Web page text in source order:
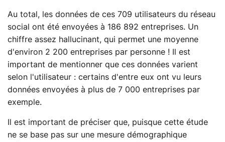
Au total, les données de ces 709 utilisateurs du réseau
social ont été envoyées à 186 892 entreprises. Un
chiffre assez hallucinant, qui permet une moyenne
d'environ 2 200 entreprises par personne ! Il est
important de mentionner que ces données varient
selon l'utilisateur : certains d'entre eux ont vu leurs
données envoyées à plus de 7 000 entreprises par
exemple.
Il est important de préciser que, puisque cette étude
ne se base pas sur une mesure démographique